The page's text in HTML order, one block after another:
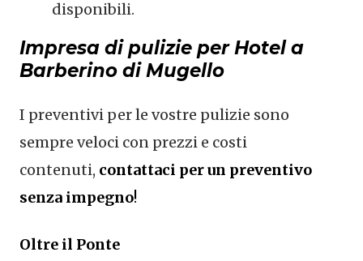
disponibili.
Impresa di pulizie per Hotel a
Barberino di Mugello
I preventivi per le vostre pulizie sono
sempre veloci con prezzi e costi
contenuti, contattaci per un preventivo
senza impegno!
Oltre il Ponte